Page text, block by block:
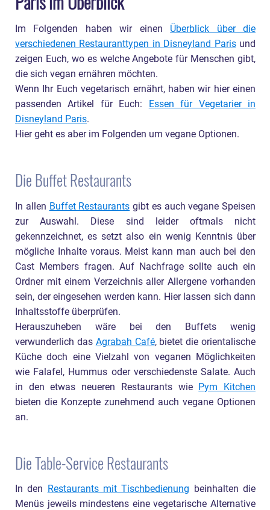
Im Folgenden haben wir einen Überblick über die
verschiedenen Restauranttypen in Disneyland Parisund
zeigen Euch, wo es welche Angebote für Menschen gibt,
die sich vegan ernähren möchten.
Wenn Ihr Euch vegetarisch ernährt, haben wir hier einen
passenden Artikel für Euch:
Essen für Vegetarier in
Disneyland Paris.
Hier geht es aber im Folgenden um vegane Optionen.
Die Buffet Restaurants
In allen Buffet Restaurants gibt es auch vegane Speisen
zur Auswahl. Diese sind leider oftmals nicht
gekennzeichnet, es setzt also ein wenig Kenntnis über
mögliche Inhalte voraus. Meist kann man auch bei den
Cast Members fragen. Auf Nachfrage sollte auch ein
Ordner mit einem Verzeichnis aller Allergene vorhanden
sein, der eingesehen werden kann. Hier lassen sich dann
Inhaltsstoffe überprüfen.
Herauszuheben wäre bei den Buffets wenig
verwunderlich das Agrabah Café, bietet die orientalische
Küche doch eine Vielzahl von veganen Möglichkeiten
wie Falafel, Hummus oder verschiedenste Salate. Auch
in den etwas neueren Restaurants wie Pym Kitchen
bieten die Konzepte zunehmend auch vegane Optionen
an.
Die Table-Service Restaurants
In den Restaurants mit Tischbedienung beinhalten die
Menüs jeweils mindestens eine vegetarische Alternative